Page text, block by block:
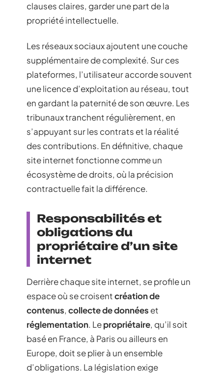
clauses claires, garder une part de la
propriété intellectuelle.
Les réseaux sociaux ajoutent une couche
supplémentaire de complexité. Sur ces
plateformes, l’utilisateur accorde souvent
une licence d’exploitation au réseau, tout
en gardant la paternité de son œuvre. Les
tribunaux tranchent régulièrement, en
s’appuyant sur les contrats et la réalité
des contributions. En définitive, chaque
site internet fonctionne comme un
écosystème de droits, où la précision
contractuelle fait la différence.
Responsabilités et
obligations du
propriétaire d’un site
internet
Derrière chaque site internet, se profile un
espace où se croisentcréation de
contenus, collecte de données et
réglementation. Lepropriétaire, qu’il soit
basé en France, à Paris ou ailleurs en
Europe, doit se plier à un ensemble
d’obligations. La législation exige